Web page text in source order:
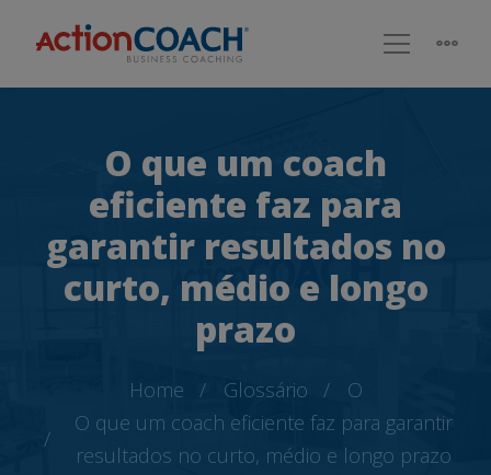
O que um coach
eficiente faz para
garantir resultados no
curto, médio e longo
prazo
Home Glossário
O
O que um coach eficiente faz para garantir
resultados no curto, médio e longo prazo